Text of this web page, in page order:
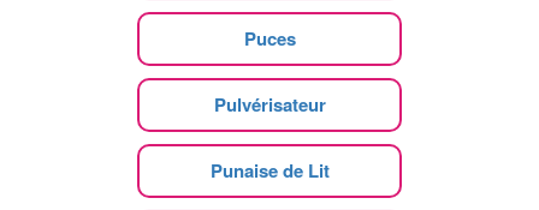
Puces
Pulvérisateur
Punaise de Lit